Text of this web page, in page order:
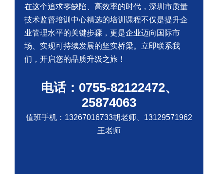
在这个追求零缺陷、高效率的时代，深圳市质量
技术监督培训中心精选的培训课程不仅是提升企
业管理水平的关键步骤，更是企业迈向国际市
场、实现可持续发展的坚实桥梁。立即联系我
们，开启您的品质升级之旅！
电话：0755-82122472、
25874063
值班手机：13267016733胡老师、13129571962
王老师